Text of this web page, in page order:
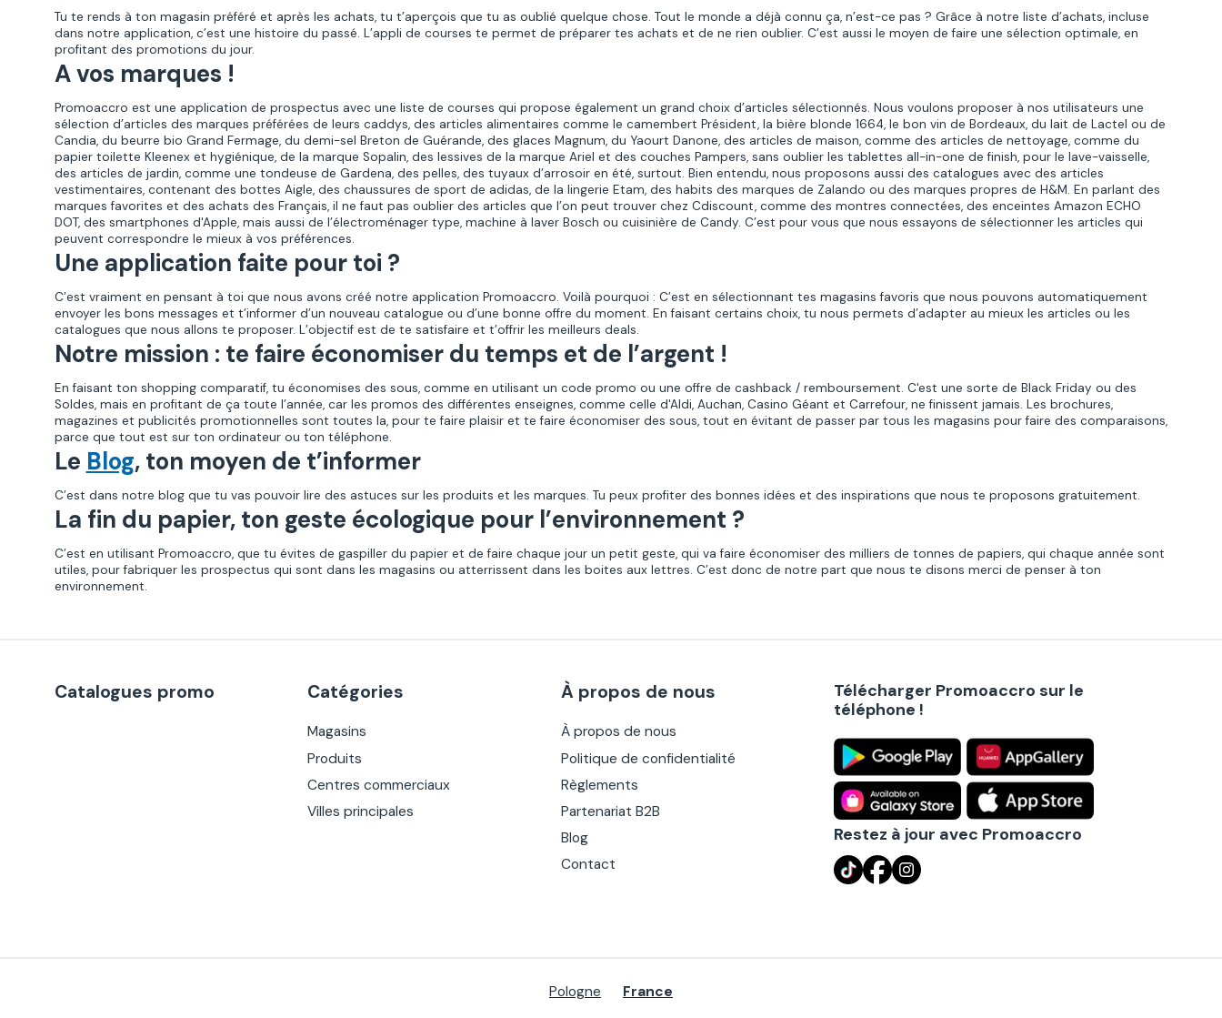
Tu te rends à ton magasin préféré et après les achats, tu t’aperçois que tu as oublié quelque chose. Tout le monde a déjà connu ça, n’est-ce pas ? Grâce à notre liste d’achats, incluse
dans notre application, c’est une histoire du passé. L’appli de courses te permet de préparer tes achats et de ne rien oublier. C’est aussi le moyen de faire une sélection optimale, en
profitant des promotions du jour.
A vos marques !
Promoaccro est une application de prospectus avec une liste de courses qui propose également un grand choix d’articles sélectionnés. Nous voulons proposer à nos utilisateurs une
sélection d’articles des marques préférées de leurs caddys, des articles alimentaires comme le camembert Président, la bière blonde 1664, le bon vin de Bordeaux, du lait de Lactel ou de
Candia, du beurre bio Grand Fermage, du demi-sel Breton de Guérande, des glaces Magnum, du Yaourt Danone, des articles de maison, comme des articles de nettoyage, comme du
papier toilette Kleenex et hygiénique, de la marque Sopalin, des lessives de la marque Ariel et des couches Pampers, sans oublier les tablettes all-in-one de finish, pour le lave-vaisselle,
des articles de jardin, comme une tondeuse de Gardena, des pelles, des tuyaux d’arrosoir en été, surtout. Bien entendu, nous proposons aussi des catalogues avec des articles
vestimentaires, contenant des bottes Aigle, des chaussures de sport de adidas, de la lingerie Etam, des habits des marques de Zalando ou des marques propres de H&M. En parlant des
marques favorites et des achats des Français, il ne faut pas oublier des articles que l’on peut trouver chez Cdiscount, comme des montres connectées, des enceintes Amazon ECHO
DOT, des smartphones d'Apple, mais aussi de l’électroménager type, machine à laver Bosch ou cuisinière de Candy. C’est pour vous que nous essayons de sélectionner les articles qui
peuvent correspondre le mieux à vos préférences.
Une application faite pour toi ?
C’est vraiment en pensant à toi que nous avons créé notre application Promoaccro. Voilà pourquoi : C’est en sélectionnant tes magasins favoris que nous pouvons automatiquement
envoyer les bons messages et t’informer d’un nouveau catalogue ou d’une bonne offre du moment. En faisant certains choix, tu nous permets d’adapter au mieux les articles ou les
catalogues que nous allons te proposer. L’objectif est de te satisfaire et t’offrir les meilleurs deals.
Notre mission : te faire économiser du temps et de l’argent !
En faisant ton shopping comparatif, tu économises des sous, comme en utilisant un code promo ou une offre de cashback / remboursement. C'est une sorte de Black Friday ou des
Soldes, mais en profitant de ça toute l’année, car les promos des différentes enseignes, comme celle d'Aldi, Auchan, Casino Géant et Carrefour, ne finissent jamais. Les brochures,
magazines et publicités promotionnelles sont toutes la, pour te faire plaisir et te faire économiser des sous, tout en évitant de passer par tous les magasins pour faire des comparaisons,
parce que tout est sur ton ordinateur ou ton téléphone.
Le Blog, ton moyen de t’informer
C’est dans notre blog que tu vas pouvoir lire des astuces sur les produits et les marques. Tu peux profiter des bonnes idées et des inspirations que nous te proposons gratuitement.
La fin du papier, ton geste écologique pour l’environnement ?
C’est en utilisant Promoaccro, que tu évites de gaspiller du papier et de faire chaque jour un petit geste, qui va faire économiser des milliers de tonnes de papiers, qui chaque année sont
utiles, pour fabriquer les prospectus qui sont dans les magasins ou atterrissent dans les boites aux lettres. C’est donc de notre part que nous te disons merci de penser à ton
environnement.
Catalogues promo Catégories
Magasins
Produits
Centres commerciaux
Villes principales
À propos de nous
À propos de nous
Politique de confidentialité
Règlements
Partenariat B2B
Blog
Contact
Télécharger Promoaccro sur le
téléphone !
Restez à jour avec Promoaccro
Pologne France